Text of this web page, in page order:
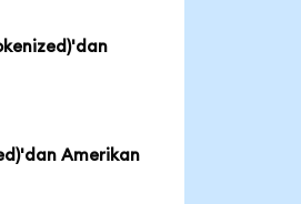
Amerikan